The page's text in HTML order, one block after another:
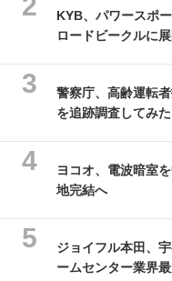
KYB、パワースポ
ロードビークルに展
警察庁、高齢運転
を追跡調査してみ
ヨコオ、電波暗室
地完結へ
ジョイフル本田、
ームセンター業界